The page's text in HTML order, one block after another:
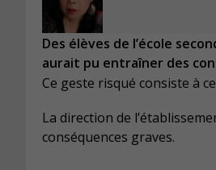
Des élèves de l’école
aurait pu entraîner des
Ce geste risqué consiste à
La direction de
conséquences graves.